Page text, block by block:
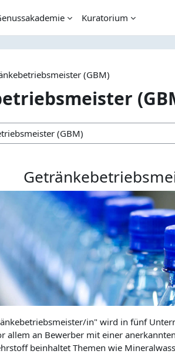
Kuratorium
(GBM)
in" wird in fünf
allem an Bewerber mit einer
beinhaltet Themen wie